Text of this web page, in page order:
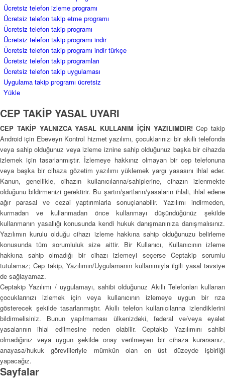
Ücretsiz telefon izleme programı
Ücretsiz telefon takip etme programı
Ücretsiz telefon takip programı
Ücretsiz telefon takip programı indir
Ücretsiz telefon takip programı indir türkçe
Ücretsiz telefon takip programları
Ücretsiz telefon takip uygulaması
Uygulama takip programı ücretsiz
Yükle
CEP TAKİP YASAL UYARI
CEP TAKİP YALNIZCA YASAL KULLANIM İÇİN YAZILIMDIR!Cep takip
Android için Ebeveyn Kontrol hizmet yazılımı, çocuklarınızı bir akıllı telefonda
veya sahip olduğunuz veya izleme iznine sahip olduğunuz başka bir cihazda
izlemek için tasarlanmıştır. İzlemeye hakkınız olmayan bir cep telefonuna
veya başka bir cihaza gözetim yazılımı yüklemek yargı yasasını ihlal eder.
Kanun, genellikle, cihazın kullanıcılarına/sahiplerine, cihazın izlenmekte
olduğunu bildirmenizi gerektirir. Bu şartın/şartların/yasaların ihlali, ihlal edene
ağır parasal ve cezai yaptırımlarla sonuçlanabilir. Yazılımı indirmeden,
kurmadan ve kullanmadan önce kullanmayı düşündüğünüz şekilde
kullanmanın yasallığı konusunda kendi hukuk danışmanınıza danışmalısınız.
Yazılımın kurulu olduğu cihazı izleme hakkına sahip olduğunuzu belirleme
konusunda tüm sorumluluk size aittir. Bir Kullanıcı, Kullanıcının izleme
hakkına sahip olmadığı bir cihazı izlemeyi seçerse Ceptakip sorumlu
tutulamaz; Cep takip, Yazılımın/Uygulamanın kullanımıyla ilgili yasal tavsiye
de sağlayamaz.
Ceptakip Yazılımı / uygulamayı, sahibi olduğunuz Akıllı Telefonları kullanan
çocuklarınızı izlemek için veya kullanıcının izlemeye uygun bir rıza
gösterecek şekilde tasarlanmıştır. Akıllı telefon kullanıcılarına izlendiklerini
bildirmelisiniz. Bunun yapılmaması ülkenizdeki, federal ve/veya eyalet
yasalarının ihlal edilmesine neden olabilir. Ceptakip Yazılımını sahibi
olmadığınız veya uygun şekilde onay verilmeyen bir cihaza kurarsanız,
anayasa/hukuk görevlileriyle mümkün olan en üst düzeyde işbirliği
yapacağız.
Sayfalar